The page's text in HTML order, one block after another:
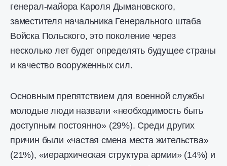
генерал-майора Кароля Дымановского,
заместителя начальника Генерального штаба
Войска Польского, это поколение через
несколько лет будет определять будущее страны
и качество вооруженных сил.
Основным препятствием для военной службы
молодые люди назвали «необходимость быть
доступным постоянно» (29%). Среди других
причин были «частая смена места жительства»
(21%), «иерархическая структура армии» (14%) и